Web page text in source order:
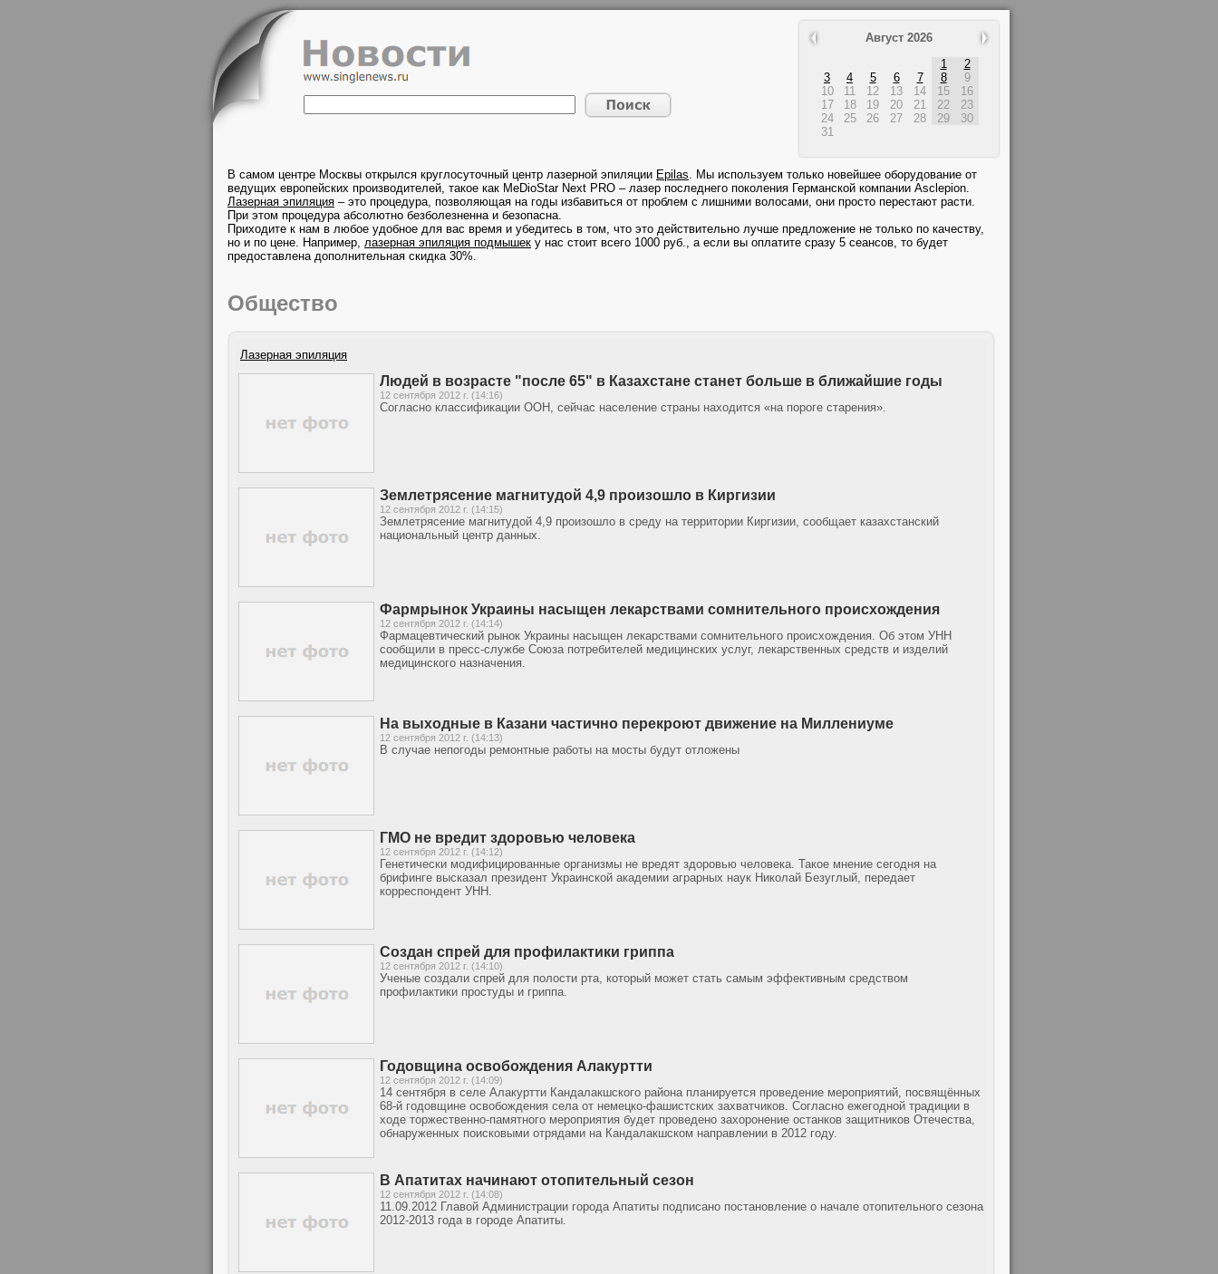
Август 2026
1
2
3
4 5 6 7 8
9
10
11 12 13 14 15
16
17
18 19 20 21 22
23
24
25 26 27 28 29
30
31
В самом центре Москвы открылся круглосуточный центр лазерной эпиляции Epilas. Мы используем только новейшее оборудование от
ведущих европейских производителей, такое как MeDioStar Next PRO – лазер последнего поколения Германской компании Asclepion.
Лазерная эпиляция – это процедура, позволяющая на годы избавиться от проблем с лишними волосами, они просто перестают расти.
При этом процедура абсолютно безболезненна и безопасна.
Приходите к нам в любое удобное для вас время и убедитесь в том, что это действительно лучше предложение не только по качеству,
но и по цене. Например, лазерная эпиляция подмышек у нас стоит всего 1000 руб., а если вы оплатите сразу 5 сеансов, то будет
предоставлена дополнительная скидка 30%.
Общество
Лазерная эпиляция
Людей в возрасте "после 65" в Казахстане станет больше в ближайшие годы
12 сентября 2012 г. (14:16)
Согласно классификации ООН, сейчас население страны находится «на пороге старения».
Землетрясение магнитудой 4,9 произошло в Киргизии
12 сентября 2012 г. (14:15)
Землетрясение магнитудой 4,9 произошло в среду на территории Киргизии, сообщает казахстанский
национальный центр данных.
Фармрынок Украины насыщен лекарствами сомнительного происхождения
12 сентября 2012 г. (14:14)
Фармацевтический рынок Украины насыщен лекарствами сомнительного происхождения. Об этом УНН
сообщили в пресс-службе Союза потребителей медицинских услуг, лекарственных средств и изделий
медицинского назначения.
На выходные в Казани частично перекроют движение на Миллениуме
12 сентября 2012 г. (14:13)
В случае непогоды ремонтные работы на мосты будут отложены
ГМО не вредит здоровью человека
12 сентября 2012 г. (14:12)
Генетически модифицированные организмы не вредят здоровью человека. Такое мнение сегодня на
брифинге высказал президент Украинской академии аграрных наук Николай Безуглый, передает
корреспондент УНН.
Создан спрей для профилактики гриппа
12 сентября 2012 г. (14:10)
Ученые создали спрей для полости рта, который может стать самым эффективным средством
профилактики простуды и гриппа.
Годовщина освобождения Алакуртти
12 сентября 2012 г. (14:09)
14 сентября в селе Алакуртти Кандалакшского района планируется проведение мероприятий, посвящённых
68-й годовщине освобождения села от немецко-фашистских захватчиков. Согласно ежегодной традиции в
ходе торжественно-памятного мероприятия будет проведено захоронение останков защитников Отечества,
обнаруженных поисковыми отрядами на Кандалакшском направлении в 2012 году.
В Апатитах начинают отопительный сезон
12 сентября 2012 г. (14:08)
11.09.2012 Главой Администрации города Апатиты подписано постановление о начале отопительного сезона
2012-2013 года в городе Апатиты.